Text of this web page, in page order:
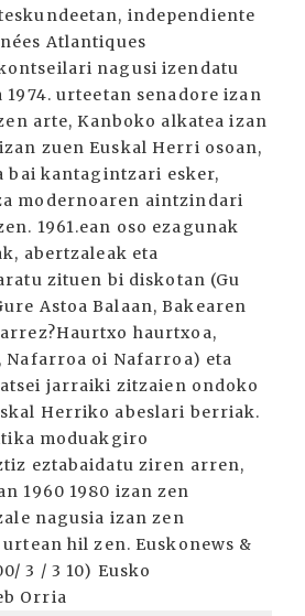
independiente
Atlantiques
nagusi izendatu
1974. urteetan senadore izan
arte, Kanboko alkatea izan
zuen Euskal Herri osoan,
bai kantagintzari esker,
modernoaren aintzindari
1961.ean oso ezagunak
abertzaleak eta
zituen bi diskotan (Gu
Astoa Balaan, Bakearen
haurtxoa,
oi Nafarroa) eta
jarraiki zitzaien ondoko
Herriko abeslari berriak.
moduakgiro
eztabaidatu ziren arren,
1960 1980 izan zen
nagusia izan zen
urtean hil zen. Euskonews &
3 / 3 10) Eusko
Orria